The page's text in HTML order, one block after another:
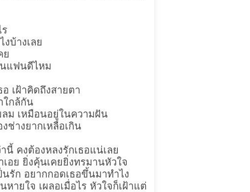
งบ้างเลย
ย
นแฟนดีไหม
อ เฝ้าคิดถึงสายตา
ใกล้กัน
ลม เหมือนอยู่ในความฝัน
ช่างยากเหลือเกิน
นี้ คงต้องหลงรักเธอแน่เลย
เอย ยิ่งคุ้นเคยยิ่งทรมานหัวใจ
รัก อยากกอดเธอขึ้นมาทำไง
ายใจ เผลอเมื่อไร หัวใจก็เฝ้าแต่